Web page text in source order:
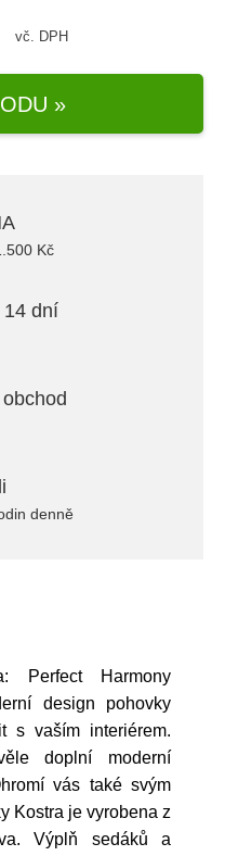
vč. DPH
»
Kč
dní
denně
Perfect Harmony
design pohovky
s vaším interiérem.
doplní moderní
vás také svým
Kostra je vyrobena z
Výplň sedáků a